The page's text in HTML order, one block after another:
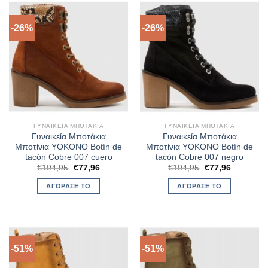
-26%
ΓΥΝΑΙΚΕΊΑ ΜΠΟΤΆΚΙΑ
Γυναικεία Μποτάκια
Μποτίνια YOKONO Botín de
tacón Cobre 007 cuero
€104,95 Original
was:
€104,95.
€77,96Η
ΑΓΌΡΑΣΈ ΤΟ
-26%
ΓΥΝΑΙΚΕΊΑ ΜΠΟΤΆΚΙΑ
Γυναικεία Μποτάκια
Μποτίνια YOKONO Botín de
tacón Cobre 007 negro
€104,95 Original
was:
€104,95.
€77,96Η
ΑΓΌΡΑΣΈ ΤΟ
-51% -51%